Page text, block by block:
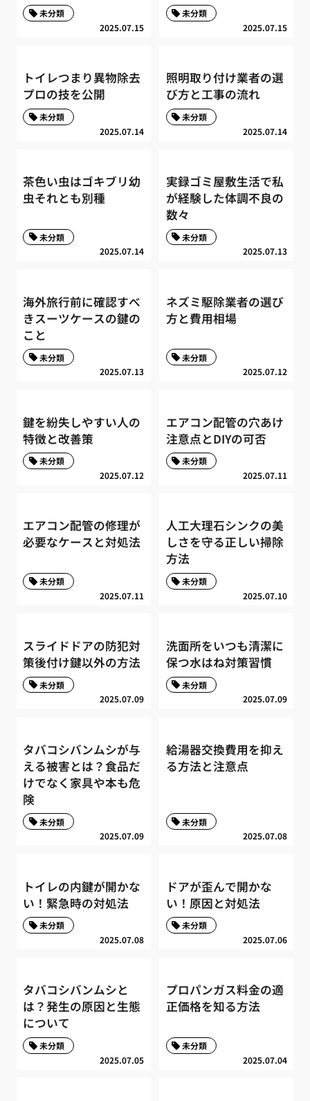
2025.07.15
未分類
2025.07.15
未分類
トイレつまり異物除去
プロの技を公開
2025.07.14
未分類
照明取り付け業者の選
び方と工事の流れ
2025.07.14
未分類
茶色い虫はゴキブリ幼
虫それとも別種
2025.07.14
未分類
実録ゴミ屋敷生活で私
が経験した体調不良の
数々
2025.07.13
未分類
海外旅行前に確認すべ
きスーツケースの鍵の
こと
2025.07.13
未分類
ネズミ駆除業者の選び
方と費用相場
2025.07.12
未分類
鍵を紛失しやすい人の
特徴と改善策
2025.07.12
未分類
エアコン配管の穴あけ
注意点とDIYの可否
2025.07.11
未分類
エアコン配管の修理が
必要なケースと対処法
2025.07.11
未分類
人工大理石シンクの美
しさを守る正しい掃除
方法
2025.07.10
未分類
スライドドアの防犯対
策後付け鍵以外の方法
2025.07.09
未分類
洗面所をいつも清潔に
保つ水はね対策習慣
2025.07.09
未分類
タバコシバンムシが与
える被害とは？食品だ
けでなく家具や本も危
険
2025.07.09
未分類
給湯器交換費用を抑え
る方法と注意点
2025.07.08
未分類
トイレの内鍵が開かな
い！緊急時の対処法
2025.07.08
未分類
ドアが歪んで開かな
い！原因と対処法
2025.07.06
未分類
タバコシバンムシと
は？発生の原因と生態
について
2025.07.05
未分類
プロパンガス料金の適
正価格を知る方法
2025.07.04
未分類